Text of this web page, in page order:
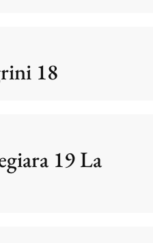
18
19 La